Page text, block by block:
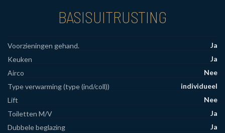
BASISUITRUSTING
Voorzieningen gehand.
Ja
Keuken
Ja
Airco
Nee
Type verwarming (type (ind/coll))
individueel
Lift
Nee
Toiletten M/V
Ja
Dubbele beglazing
Ja